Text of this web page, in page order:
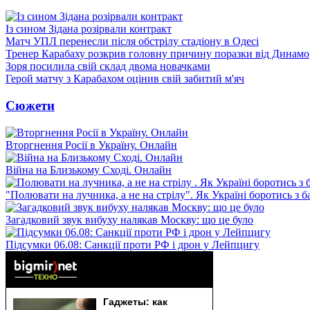
Із сином Зідана розірвали контракт
Матч УПЛ перенесли після обстрілу стадіону в Одесі
Тренер Карабаху розкрив головну причину поразки від Динамо
Зоря посилила свій склад двома новачками
Герой матчу з Карабахом оцінив свій забитий м'яч
Сюжети
Вторгнення Росії в Україну. Онлайн
Війна на Близькому Сході. Онлайн
"Полювати на лучника, а не на стрілу". Як Україні боротись з
Загадковий звук вибуху налякав Москву: що це було
Підсумки 06.08: Санкції проти РФ і дрон у Лейпцигу